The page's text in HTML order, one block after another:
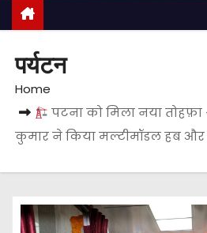
पर्यटन
Home
पटना को मिला नया तोहफ़ा
कुमार ने किया मल्टीमॉडल हब